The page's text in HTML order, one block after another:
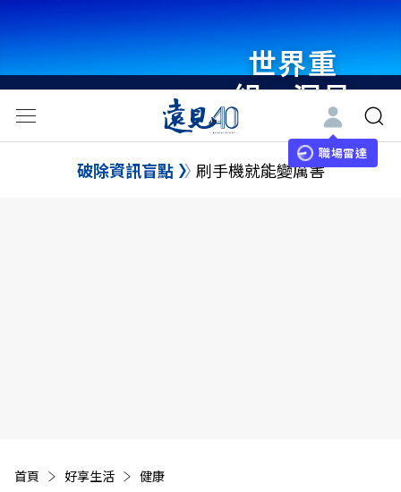
世界重
組・洞見
未來 與
世界領袖
職場雷達
破除資訊盲點 刷手機就能變厲害
首頁 好享生活 健康